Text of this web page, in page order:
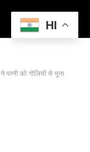
पत्नी को गोलियों से भूना
HI